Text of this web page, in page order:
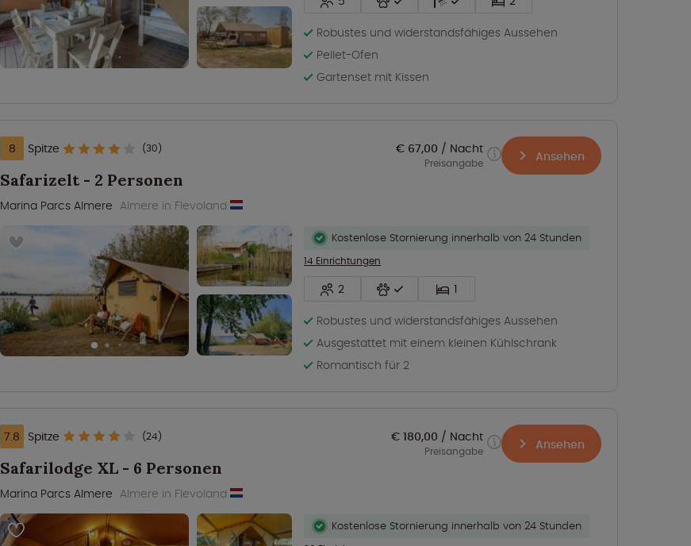
Robustes und widerstandsfähiges Aussehen
Pellet-Ofen
Gartenset mit Kissen
8 Spitze (30)
Safarizelt - 2 Personen
Marina Parcs Almere Almere in Flevoland
Kostenlose Stornierung innerhalb von 24 Stunden
14 Einrichtungen
2
1
Robustes und widerstandsfähiges Aussehen
Ausgestattet mit einem kleinen Kühlschrank
Romantisch für 2
€ 67,00 Nacht
Preisangabe Ansehen
7.8 Spitze (24)
Safarilodge XL - 6 Personen
Marina Parcs Almere Almere in Flevoland
Kostenlose Stornierung innerhalb von 24 Stunden
€ 180,00 Nacht
Preisangabe Ansehen